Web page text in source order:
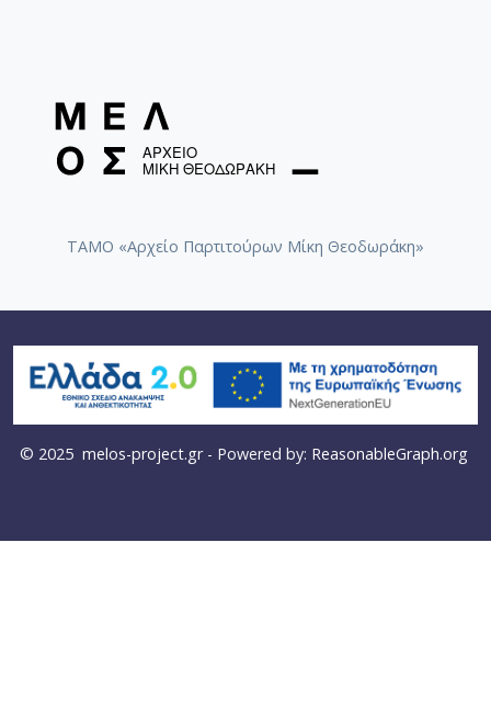
ΤΑΜΟ «Αρχείο Παρτιτούρων Μίκη Θεοδωράκη»
© 2025 melos-project.gr- Powered by: ReasonableGraph.org